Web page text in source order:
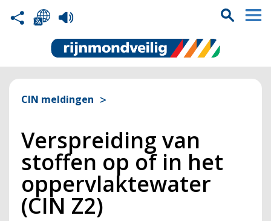
CIN meldingen
Verspreiding van
stoffen op of in het
oppervlaktewater
(CIN Z2)